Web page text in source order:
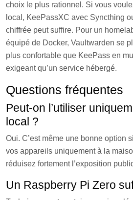
choix le plus rationnel. Si vous
local, KeePassXC avec Syncthing
chiffrée peut suffire. Pour un
équipé de Docker, Vaultwarden se
plus confortable que KeePass en
exigeant qu’un service hébergé.
Questions fréquentes
Peut-on l’utiliser
local ?
Oui. C’est même une bonne option
vos appareils uniquement à la
réduisez fortement l’exposition
Un Raspberry Pi Zero